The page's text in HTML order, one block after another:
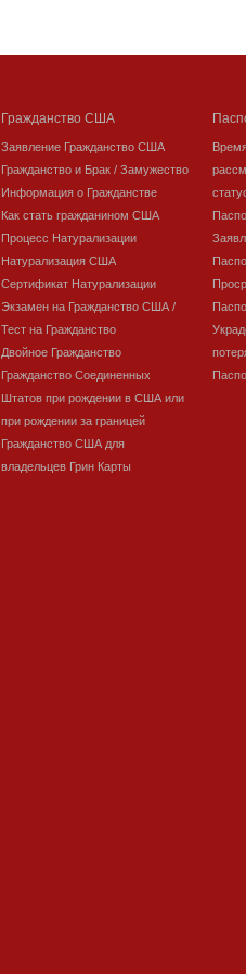
Гражданство США
Заявление Гражданство США
Гражданство и Брак / Замужество
Информация о Гражданстве
Как стать гражданином США
Процесс Натурализации
Натурализация США
Сертификат Натурализации
Экзамен на Гражданство США /
Тест на Гражданство
Двойное Гражданство
Гражданство Соединенных
Штатов при рождении в США или
при рождении за границей
Гражданство США для
владельцев Грин Карты